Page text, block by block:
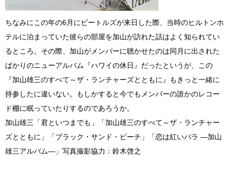
ちなみにこの年の6月にビートルズが来日した際、当時のヒルトンホ
テルに泊まっていた彼らの部屋を加山が訪れた話はよく知られてい
るところ。その際、加山がメンバーに聴かせたのは同月に出された
ばかりのニューアルバム『ハワイの休日』だったというが、この
『加山雄三のすべて～ザ・ランチャーズとともに』もきっと一緒に
持参したに違いない。もしかすると今でもメンバーの誰かのレコー
ド棚に眠っていたりするのであろうか。
加山雄三「君といつまでも」「加山雄三のすべて～ザ・ランチャー
ズとともに」「ブラック・サンド・ビーチ」「恋は紅いバラ ―加山
雄三アルバム―」写真撮影協力：鈴木啓之